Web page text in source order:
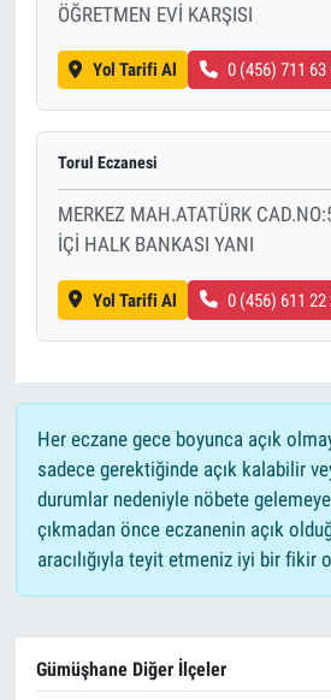
ÖĞRETMEN EVİ KARŞISI
Yol Tarifi Al 0 (456) 711 63
Torul Eczanesi
MERKEZ MAH.ATATÜRK
İÇİ HALK BANKASI YANI
Yol Tarifi Al 0 (456) 611 22
Her eczane gece boyunca açık
sadece gerektiğinde açık kalabilir
durumlar nedeniyle nöbete
çıkmadan önce eczanenin açık
aracılığıyla teyit etmeniz iyi bir fikir
Gümüşhane Diğer İlçeler